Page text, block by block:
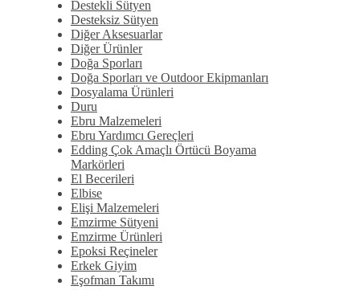
Destekli Sütyen
Desteksiz Sütyen
Diğer Aksesuarlar
Diğer Ürünler
Doğa Sporları
Doğa Sporları ve Outdoor Ekipmanları
Dosyalama Ürünleri
Duru
Ebru Malzemeleri
Ebru Yardımcı Gereçleri
Edding Çok Amaçlı Örtücü Boyama
Markörleri
El Becerileri
Elbise
Elişi Malzemeleri
Emzirme Sütyeni
Emzirme Ürünleri
Epoksi Reçineler
Erkek Giyim
Eşofman Takımı